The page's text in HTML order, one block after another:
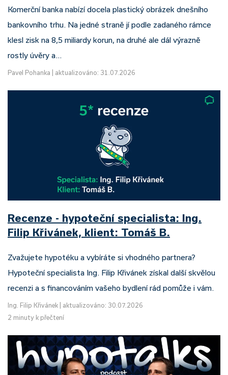
Komerční banka nabízí docela plastický obrázek dnešního
bankovního trhu. Na jedné straně jí podle zadaného rámce
klesl zisk na 8,5 miliardy korun, na druhé ale dál výrazně
rostly úvěry a…
Pavel Pohanka aktualizováno: 31.07.2026
Recenze - hypoteční specialista: Ing.
Filip Křivánek, klient: Tomáš B.
Zvažujete hypotéku a vybíráte si vhodného partnera?
Hypoteční specialista Ing. Filip Křivánek získal další skvělou
recenzi a s financováním vašeho bydlení rád pomůže i vám.
Ing. Filip Křivánek
aktualizováno: 30.07.2026
2 minuty k přečtení